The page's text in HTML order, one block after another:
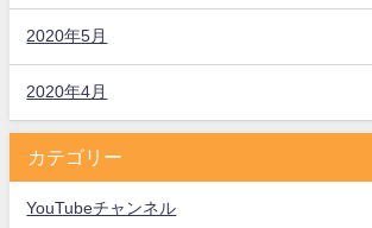
2020年5月
2020年4月
カテゴリー
YouTubeチャンネル